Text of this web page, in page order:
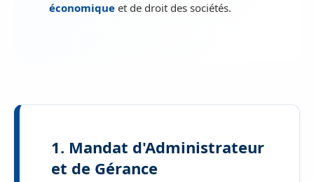
économique et de droit des sociétés.
1. Mandat d'Administrateur
et de Gérance